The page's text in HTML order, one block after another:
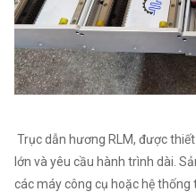
Trục dẫn hương RLM, được
lớn và yêu cầu hành trình dài.
các máy công cụ hoặc hệ thống